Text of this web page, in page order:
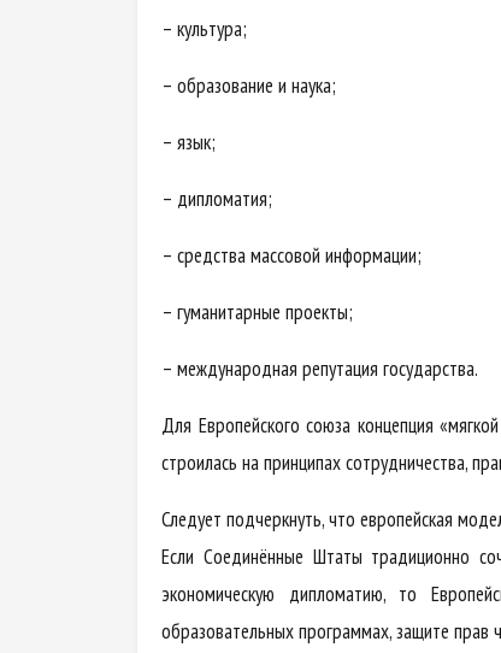
– культура;
– образование и наука;
– язык;
– дипломатия;
– средства массовой информации;
– гуманитарные проекты;
– международная репутация государства.
Для Европейского союза концепция
строилась на принципах сотрудничества,
Следует подчеркнуть, что европейская
Если Соединённые Штаты традиционно
экономическую дипломатию, то
образовательных программах, защите прав